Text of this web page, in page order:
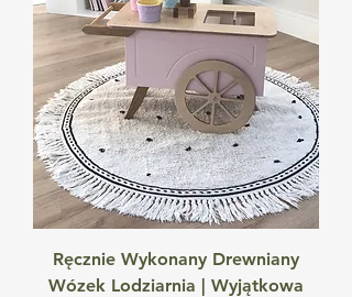
Ręcznie Wykonany Drewniany
Wózek Lodziarnia | Wyjątkowa